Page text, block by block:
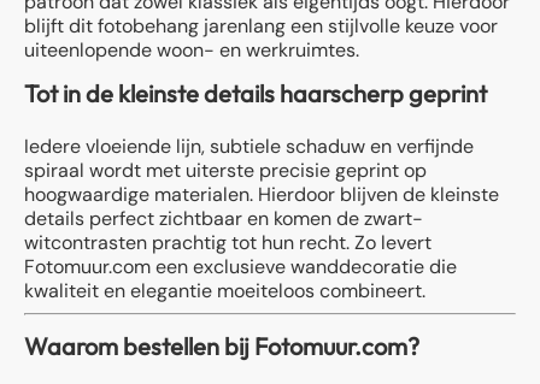
blijft dit fotobehang jarenlang een stijlvolle keuze voor
uiteenlopende woon- en werkruimtes.
Tot in de kleinste details haarscherp geprint
Iedere vloeiende lijn, subtiele schaduw en verfijnde
spiraal wordt met uiterste precisie geprint op
hoogwaardige materialen. Hierdoor blijven de kleinste
details perfect zichtbaar en komen de zwart-
witcontrasten prachtig tot hun recht. Zo levert
Fotomuur.com een exclusieve wanddecoratie die
kwaliteit en elegantie moeiteloos combineert.
Waarom bestellen bij Fotomuur.com?